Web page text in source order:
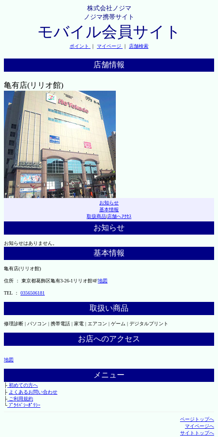
株式会社ノジマ
ノジマ携帯サイト
モバイル会員サイト
ポイント ｜ マイページ ｜ 店舗検索
店舗情報
亀有店(リリオ館)
お知らせ
基本情報
取扱商品|店舗へｱｸｾｽ
お知らせ
お知らせはありません。
基本情報
亀有店(リリオ館)
住所 ： 東京都葛飾区亀有3-26-1リリオ館4F地図
TEL ： 0356506181
取扱い商品
修理診断 | パソコン | 携帯電話 | 家電 | エアコン | ゲーム | デジタルプリント
お店へのアクセス
地図
メニュー
├初めての方へ
├ よくあるお問い合わせ
├ご利用規約
└ﾌﾟﾗｲﾊﾞｼｰﾎﾟﾘｼｰ
ページトップへ
マイページへ
サイトトップへ